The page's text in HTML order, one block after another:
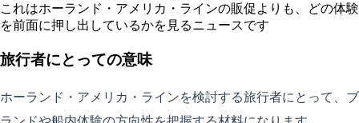
これはホーランド・アメリカ・ラインの販促よりも、どの体験
を前面に押し出しているかを見るニュースです
旅行者にとっての意味
ホーランド・アメリカ・ラインを検討する旅行者にとって、ブ